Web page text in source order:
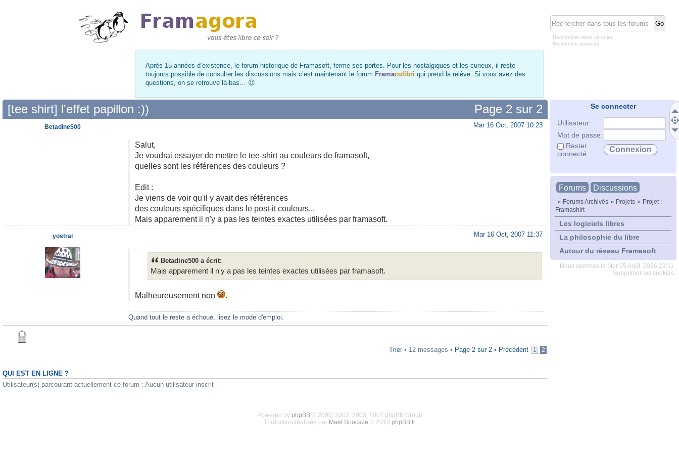
Rechercher dans ce sujet
Recherche avancée
Après 15 années d’existence, le forum historique de Framasoft, ferme ses portes. Pour les nostalgiques et les curieux, il reste
toujours possible de consulter les discussions mais c’est maintenant le forum Framacolibri qui prend la relève. Si vous avez des
questions, on se retrouve là-bas… 😉
Se connecter
Utilisateur:
Mot de passe:
Rester
connecté
Forums Discussions
» Forums Archivés » Projets » Projet :
Framashirt
Les logiciels libres
La philosophie du libre
Autour du réseau Framasoft
Nous sommes le Mer 05 Août, 2026 23:11
Supprimer les cookies
Page 2 sur 2
[tee shirt] l'effet papillon :))
Mar 16 Oct, 2007 10:23
Salut,
Je voudrai essayer de mettre le tee-shirt au couleurs de framasoft,
quelles sont les références des couleurs ?
Edit :
Je viens de voir qu'il y avait des références
des couleurs spécifiques dans le post-it couleurs...
Mais apparement il n'y a pas les teintes exactes utilisées par framasoft.
Betadine500
Mar 16 Oct, 2007 11:37
Betadine500 a écrit:
Mais apparement il n'y a pas les teintes exactes utilisées par framasoft.
Malheureusement non .
Quand tout le reste a échoué, lisez le mode d'emploi.
yostral
Trier• 12 messages • Page 2 sur 2 • Précédent 1 2
QUI EST EN LIGNE ?
Utilisateur(s) parcourant actuellement ce forum : Aucun utilisateur inscrit
Powered by phpBB© 2000, 2002, 2005, 2007 phpBB Group
Traduction réalisée par Maël Soucaze © 2010 phpBB.fr